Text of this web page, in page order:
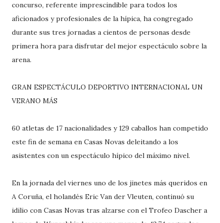
concurso, referente imprescindible para todos los
aficionados y profesionales de la hípica, ha congregado
durante sus tres jornadas a cientos de personas desde
primera hora para disfrutar del mejor espectáculo sobre la
arena.
GRAN ESPECTÁCULO DEPORTIVO INTERNACIONAL UN
VERANO MÁS
60 atletas de 17 nacionalidades y 129 caballos han competido
este fin de semana en Casas Novas deleitando a los
asistentes con un espectáculo hípico del máximo nivel.
En la jornada del viernes uno de los jinetes más queridos en
A Coruña, el holandés Eric Van der Vleuten, continuó su
idilio con Casas Novas tras alzarse con el Trofeo Dascher a